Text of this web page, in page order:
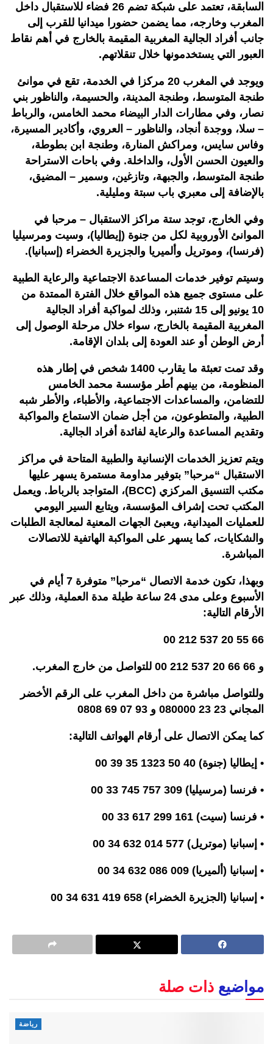
السابقة، تعتمد على شبكة تضم 26 فضاء للاستقبال داخل
المغرب وخارجه، مما يضمن حضورا ميدانيا للقرب إلى
جانب أفراد الجالية المغربية المقيمة بالخارج في أهم نقاط
العبور التي يستخدمونها خلال تنقلاتهم.
ويوجد في المغرب 20 مركزا في الخدمة، تقع في موانئ
طنجة المتوسط، وطنجة المدينة، والحسيمة، والناظور بني
نصار، وفي مطارات الدار البيضاء محمد الخامس، والرباط
– سلا، ووجدة أنجاد، والناظور – العروي، وأكادير المسيرة،
وفاس سايس، ومراكش المنارة، وطنجة ابن بطوطة،
والعيون الحسن الأول، والداخلة. وفي باحات الاستراحة
طنجة المتوسط، والجبهة، وتازغين، وسمير – المضيق،
بالإضافة إلى معبري باب سبتة ومليلية.
وفي الخارج، توجد ستة مراكز الاستقبال – مرحبا في
الموانئ الأوروبية لكل من جنوة (إيطاليا)، وسيت ومرسيليا
(فرنسا)، وموتريل وألميريا والجزيرة الخضراء (إسبانيا).
وسيتم توفير خدمات المساعدة الاجتماعية والرعاية الطبية
على مستوى جميع هذه المواقع خلال الفترة الممتدة من
10 يونيو إلى 15 شتنبر، وذلك لمواكبة أفراد الجالية
المغربية المقيمة بالخارج، سواء خلال مرحلة الوصول إلى
أرض الوطن أو عند العودة إلى بلدان الإقامة.
وقد تمت تعبئة ما يقارب 1400 شخص في إطار هذه
المنظومة، من بينهم أطر مؤسسة محمد الخامس
للتضامن، والمساعدات الاجتماعية، والأطباء، والأطر شبه
الطبية، والمتطوعون، من أجل ضمان الاستماع والمواكبة
وتقديم المساعدة والرعاية لفائدة أفراد الجالية.
ويتم تعزيز الخدمات الإنسانية والطبية المتاحة في مراكز
الاستقبال “مرحبا” بتوفير مداومة مستمرة يسهر عليها
مكتب التنسيق المركزي (BCC)، المتواجد بالرباط. ويعمل
المكتب تحت إشراف المؤسسة، ويتابع السير اليومي
للعمليات الميدانية، ويعبئ الجهات المعنية لمعالجة الطلبات
والشكايات، كما يسهر على المواكبة الهاتفية للاتصالات
المباشرة.
وبهذا، تكون خدمة الاتصال “مرحبا” متوفرة 7 أيام في
الأسبوع وعلى مدى 24 ساعة طيلة مدة العملية، وذلك عبر
الأرقام التالية:
66 55 20 537 212 00
و 66 66 20 537 212 00 للتواصل من خارج المغرب.
وللتواصل مباشرة من داخل المغرب على الرقم الأخضر
المجاني 23 23 080000 و 93 07 69 0808
كما يمكن الاتصال على أرقام الهواتف التالية:
• إيطاليا (جنوة) 40 50 1323 35 39 00
• فرنسا (مرسيليا) 309 757 745 33 00
• فرنسا (سيت) 161 299 617 33 00
• إسبانيا (موتريل) 577 014 632 34 00
• إسبانيا (ألميريا) 009 086 632 34 00
• إسبانيا (الجزيرة الخضراء) 658 419 631 34 00
مواضيع ذات صلة
رياضة